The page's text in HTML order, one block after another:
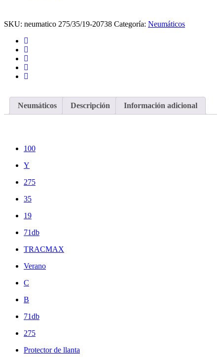
SKU: neumatico 275/35/19-20738 Categoría: Neumáticos
Neumáticos Descripción Información adicional
100
Y
275
35
19
71db
TRACMAX
Verano
C
B
71db
275
Protector de llanta